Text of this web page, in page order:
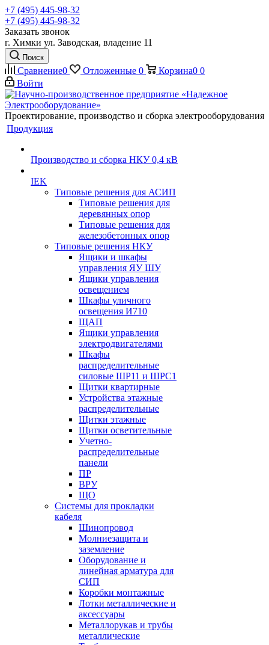
+7 (495) 445-98-32
+7 (495) 445-98-32
Заказать звонок
г. Химки ул. Заводская, владение 11
Поиск
Сравнение0 Отложенные 0 Корзина0 0
Войти
Проектирование, производство и сборка электрооборудования
Продукция
Производство и сборка НКУ 0,4 кВ
IEK
Типовые решения для АСИП
Типовые решения для
деревянных опор
Типовые решения для
железобетонных опор
Типовые решения НКУ
Ящики и шкафы
управления ЯУ ШУ
Ящики управления
освещением
Шкафы уличного
освещения И710
ЩАП
Ящики управления
электродвигателями
Шкафы
распределительные
силовые ШР11 и ШРС1
Щитки квартирные
Устройства этажные
распределительные
Щитки этажные
Щитки осветительные
Учетно-
распределительные
панели
ПР
ВРУ
ЩО
Системы для прокладки
кабеля
Шинопровод
Молниезащита и
заземление
Оборудование и
линейная арматура для
СИП
Коробки монтажные
Лотки металлические и
аксессуары
Металлорукав и трубы
металлические